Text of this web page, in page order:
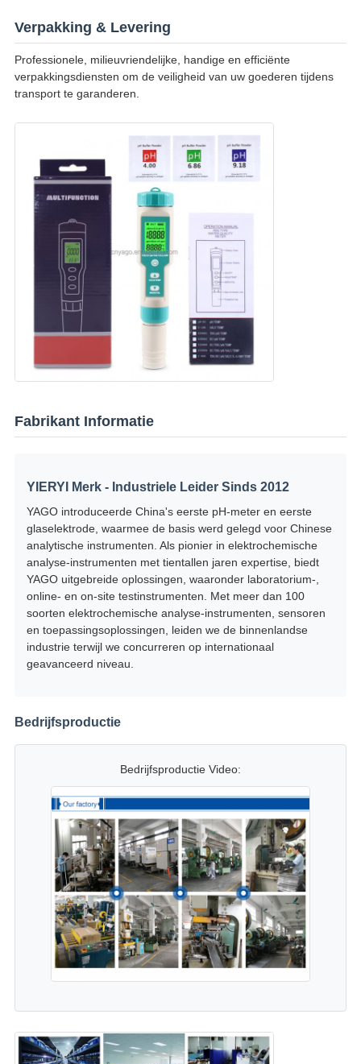
Verpakking & Levering
Professionele, milieuvriendelijke, handige en efficiënte
verpakkingsdiensten om de veiligheid van uw goederen tijdens
transport te garanderen.
Fabrikant Informatie
YIERYI Merk - Industriele Leider Sinds 2012
YAGO introduceerde China's eerste pH-meter en eerste
glaselektrode, waarmee de basis werd gelegd voor Chinese
analytische instrumenten. Als pionier in elektrochemische
analyse-instrumenten met tientallen jaren expertise, biedt
YAGO uitgebreide oplossingen, waaronder laboratorium-,
online- en on-site testinstrumenten. Met meer dan 100
soorten elektrochemische analyse-instrumenten, sensoren
en toepassingsoplossingen, leiden we de binnenlandse
industrie terwijl we concurreren op internationaal
geavanceerd niveau.
Bedrijfsproductie
Bedrijfsproductie Video: